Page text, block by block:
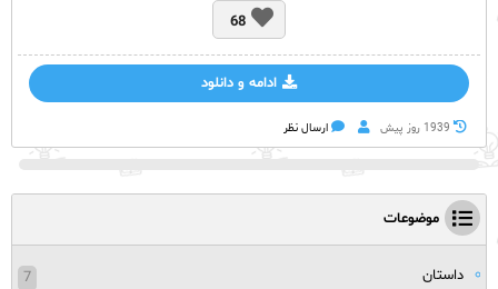
68
ادامه و دانلود
1939 روز پيش ارسال نظر
موضوعات
داستان
7